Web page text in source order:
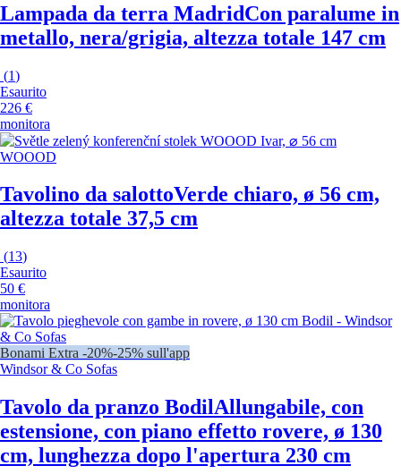
Lampada da terra MadridCon paralume in
metallo, nera/grigia, altezza totale 147 cm
(1)
Esaurito
226 €
monitora
WOOOD
Tavolino da salottoVerde chiaro, ø 56 cm,
altezza totale 37,5 cm
(13)
Esaurito
50 €
monitora
Bonami Extra -20%-25% sull'app
Windsor & Co Sofas
Tavolo da pranzo BodilAllungabile, con
estensione, con piano effetto rovere, ø 130
cm, lunghezza dopo l'apertura 230 cm